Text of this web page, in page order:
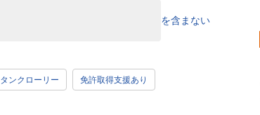
を含まない
タンクローリー 免許取得支援あり